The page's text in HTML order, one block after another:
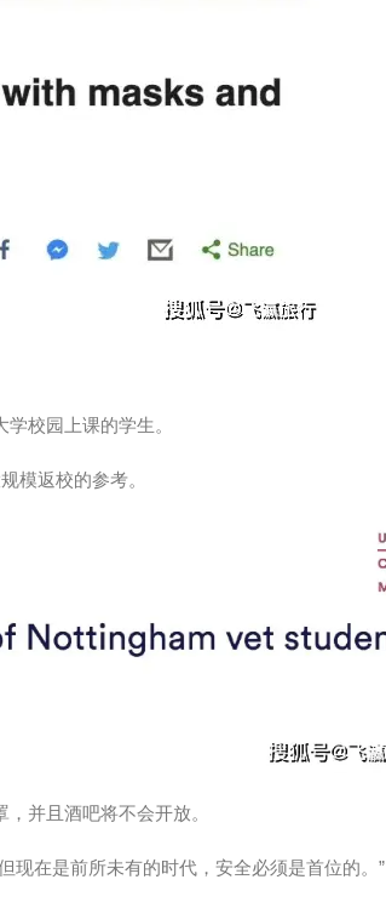
校园上课的学生。
模返校的参考。
并且酒吧将不会开放。
现在是前所未有的时代，安全必须是首位的。”